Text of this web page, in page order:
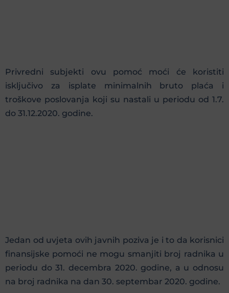
Privredni subjekti ovu pomoć moći će koristiti
isključivo za isplate minimalnih bruto plaća i
troškove poslovanja koji su nastali u periodu od 1.7.
do 31.12.2020. godine.
Jedan od uvjeta ovih javnih poziva je i to da korisnici
finansijske pomoći ne mogu smanjiti broj radnika u
periodu do 31. decembra 2020. godine, a u odnosu
na broj radnika na dan 30. septembar 2020. godine.